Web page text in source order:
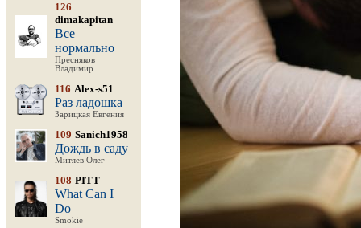
126
dimakapitan
Все
нормально
Пресняков
Владимир
116 Alex-s51
Раз ладошка
Зарицкая Евгения
109 Sanich1958
Дождь в саду
Митяев Олег
108 PITT
What Can I
Do
Smokie